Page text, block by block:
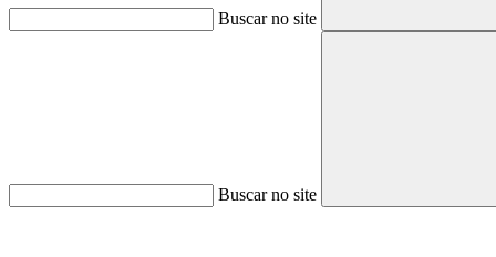
Buscar no site
Buscar no site